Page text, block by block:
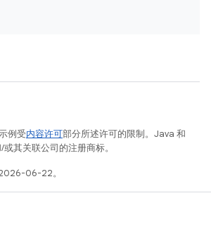
例受内容许可部分所述许可的限制。Java 和
其关联公司的注册商标。
06-22。